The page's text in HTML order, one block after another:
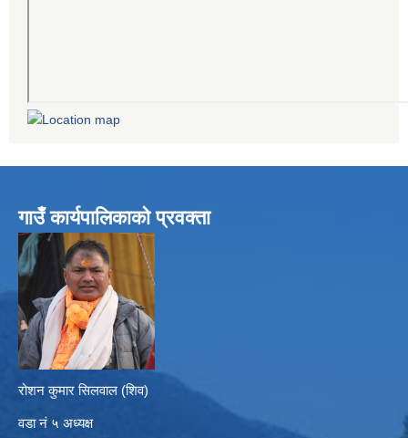
गाउँ कार्यपालिकाको प्रवक्ता
रोशन कुमार सिलवाल (शिव)
वडा नं ५ अध्यक्ष